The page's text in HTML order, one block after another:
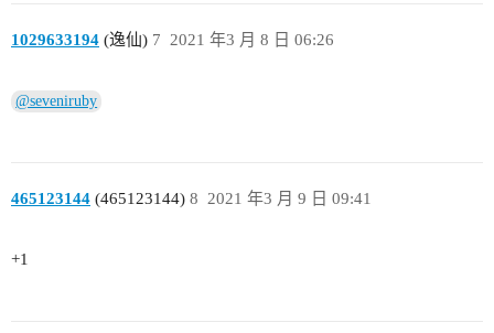
1029633194 (逸仙) 2021 年3 月 8 日 06:26
7
@seveniruby
465123144 (465123144) 2021 年3 月 9 日 09:41
8
+1